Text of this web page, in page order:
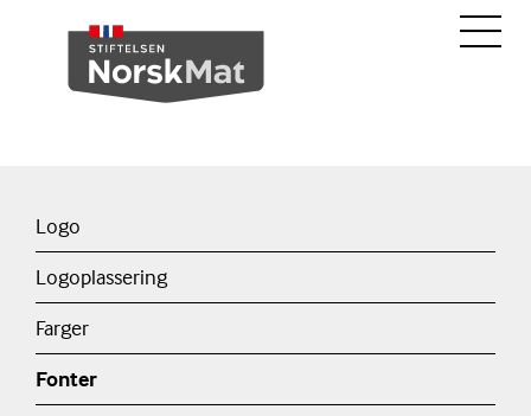
Logo
Logoplassering
Farger
Fonter